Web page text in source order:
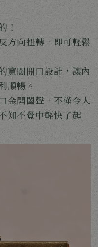
！
方向扭轉，即可輕鬆
寬闊開口設計，讓內
順暢。
金開闔聲，不僅令人
知不覺中輕快了起